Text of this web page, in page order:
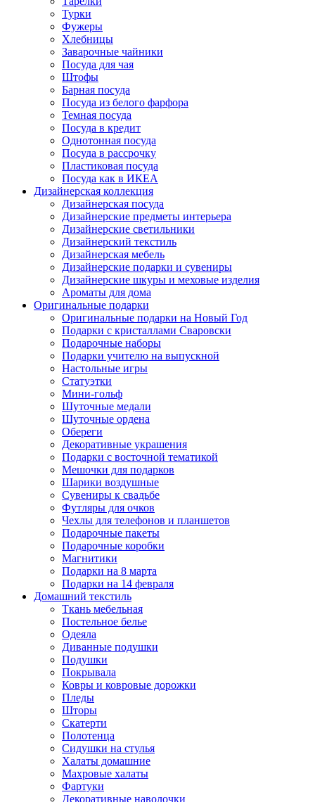
Турки
Фужеры
Хлебницы
Заварочные чайники
Посуда для чая
Штофы
Барная посуда
Посуда из белого фарфора
Темная посуда
Посуда в кредит
Однотонная посуда
Посуда в рассрочку
Пластиковая посуда
Посуда как в ИКЕА
Дизайнерская коллекция
Дизайнерская посуда
Дизайнерские предметы интерьера
Дизайнерские светильники
Дизайнерский текстиль
Дизайнерская мебель
Дизайнерские подарки и сувениры
Дизайнерские шкуры и меховые изделия
Ароматы для дома
Оригинальные подарки
Оригинальные подарки на Новый Год
Подарки с кристаллами Сваровски
Подарочные наборы
Подарки учителю на выпускной
Настольные игры
Статуэтки
Мини-гольф
Шуточные медали
Шуточные ордена
Обереги
Декоративные украшения
Подарки с восточной тематикой
Мешочки для подарков
Шарики воздушные
Сувениры к свадьбе
Футляры для очков
Чехлы для телефонов и планшетов
Подарочные пакеты
Подарочные коробки
Магнитики
Подарки на 8 марта
Подарки на 14 февраля
Домашний текстиль
Ткань мебельная
Постельное белье
Одеяла
Диванные подушки
Подушки
Покрывала
Ковры и ковровые дорожки
Пледы
Шторы
Скатерти
Полотенца
Сидушки на стулья
Халаты домашние
Махровые халаты
Фартуки
Декоративные наволочки